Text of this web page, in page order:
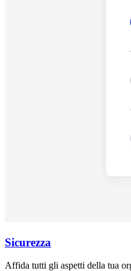
Sicurezza
Affida tutti gli aspetti della tua